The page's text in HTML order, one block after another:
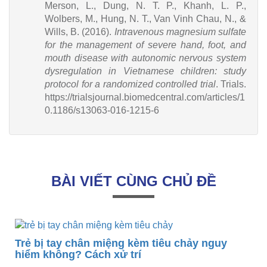
Merson, L., Dung, N. T. P., Khanh, L. P.,
Wolbers, M., Hung, N. T., Van Vinh Chau, N., &
Wills, B. (2016). Intravenous magnesium sulfate
for the management of severe hand, foot, and
mouth disease with autonomic nervous system
dysregulation in Vietnamese children: study
protocol for a randomized controlled trial. Trials.
https://trialsjournal.biomedcentral.com/articles/1
0.1186/s13063-016-1215-6
BÀI VIẾT CÙNG CHỦ ĐỀ
Trẻ bị tay chân miệng kèm tiêu chảy nguy
hiểm không? Cách xử trí